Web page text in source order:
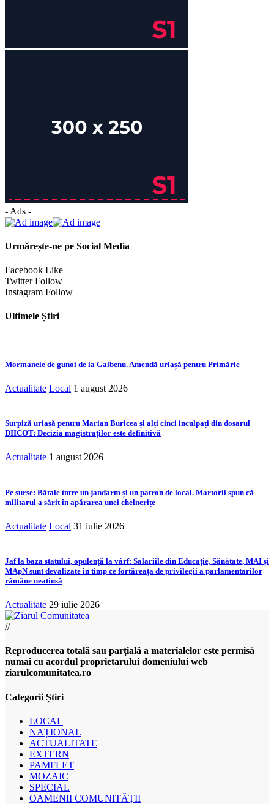
- Ads -
Urmărește-ne pe Social Media
Facebook Like
Twitter Follow
Instagram Follow
Ultimele Știri
Mormanele de gunoi de la Galbenu. Amendă uriașă pentru Primărie
Actualitate Local 1 august 2026
Surpiză uriașă pentru Marian Buricea și alți cinci inculpați din dosarul
DIICOT: Decizia magistraților este definitivă
Actualitate 1 august 2026
Pe surse: Bătaie între un jandarm și un patron de local. Martorii spun că
militarul a sărit în apărarea unei chelnerițe
Actualitate Local 31 iulie 2026
Jaf la baza statului, opulență la vârf: Salariile din Educație, Sănătate, MAI și
MApN sunt devalizate în timp ce fortăreața de privilegii a parlamentarilor
rămâne neatinsă
Actualitate 29 iulie 2026
//
Reproducerea totală sau parțială a materialelor este permisă
numai cu acordul proprietarului domeniului web
ziarulcomunitatea.ro
Categorii Știri
LOCAL
NAȚIONAL
ACTUALITATE
EXTERN
PAMFLET
MOZAIC
SPECIAL
OAMENII COMUNITĂȚII